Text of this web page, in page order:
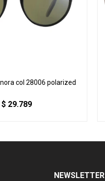
col 28006 polarized
$ 29.789
NEWSLETTER